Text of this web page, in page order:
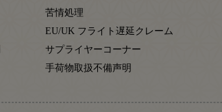
苦情処理
EU/UK フライト遅延クレーム
サプライヤーコーナー
手荷物取扱不備声明